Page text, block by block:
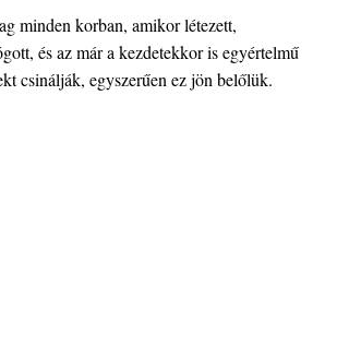
minden korban, amikor létezett,
és az már a kezdetekkor is egyértelmű
csinálják, egyszerűen ez jön belőlük.